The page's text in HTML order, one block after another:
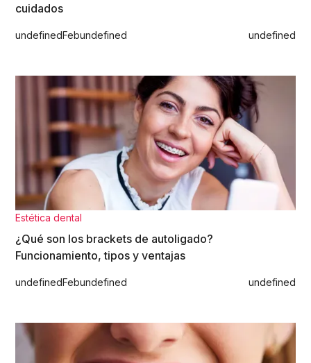
cuidados
undefinedFebundefined undefined
Estética dental
¿Qué son los brackets de autoligado?
Funcionamiento, tipos y ventajas
undefinedFebundefined undefined